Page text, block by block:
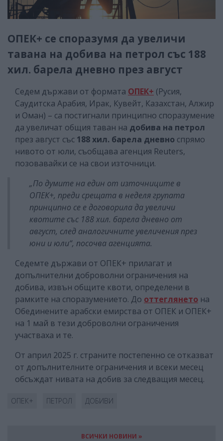
ОПЕК+ се споразумя да увеличи
тавана на добива на петрол със 188
хил. барела дневно през август
Седем държави от формата ОПЕК+ (Русия,
Саудитска Арабия, Ирак, Кувейт, Казахстан, Алжир
и Оман) – са постигнали принципно споразумение
да увеличат общия таван на добива на петрол
през август със 188 хил. барела дневно спрямо
нивото от юли, съобщава агенция Reuters,
позовавайки се на свои източници.
„По думите на един от източниците в
ОПЕК+, преди срещата в неделя групата
принципно се е договорила да увеличи
квотите със 188 хил. барела дневно от
август, след аналогичните увеличения през
юни и юли“, посочва агенцията.
Седемте държави от ОПЕК+ прилагат и
допълнителни доброволни ограничения на
добива, извън общите квоти, определени в
рамките на споразумението. До оттеглянето на
Обединените арабски емирства от ОПЕК и ОПЕК+
на 1 май в тези доброволни ограничения
участваха и те.
От април 2025 г. страните постепенно се отказват
от допълнителните ограничения и всеки месец
обсъждат нивата на добив за следващия месец.
ОПЕК+ ПЕТРОЛ ДОБИВИ
ВСИЧКИ НОВИНИ »